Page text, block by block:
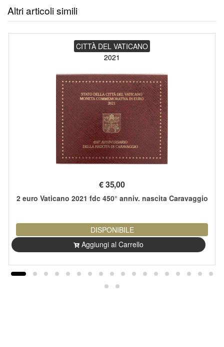
Altri articoli simili
CITTÀ DEL VATICANO
2021
€35,00
2 euro Vaticano 2021 fdc 450° anniv. nascita Caravaggio
DISPONIBILE
Aggiungi al Carrello